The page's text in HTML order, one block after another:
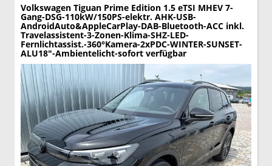
Volkswagen Tiguan Prime Edition 1.5 eTSI MHEV 7-
Gang-DSG-110kW/150PS-elektr. AHK-USB-
AndroidAuto&AppleCarPlay-DAB-Bluetooth-ACC inkl.
Travelassistent-3-Zonen-Klima-SHZ-LED-
Fernlichtassist.-360°Kamera-2xPDC-WINTER-SUNSET-
ALU18"-Ambientelicht-sofort verfügbar